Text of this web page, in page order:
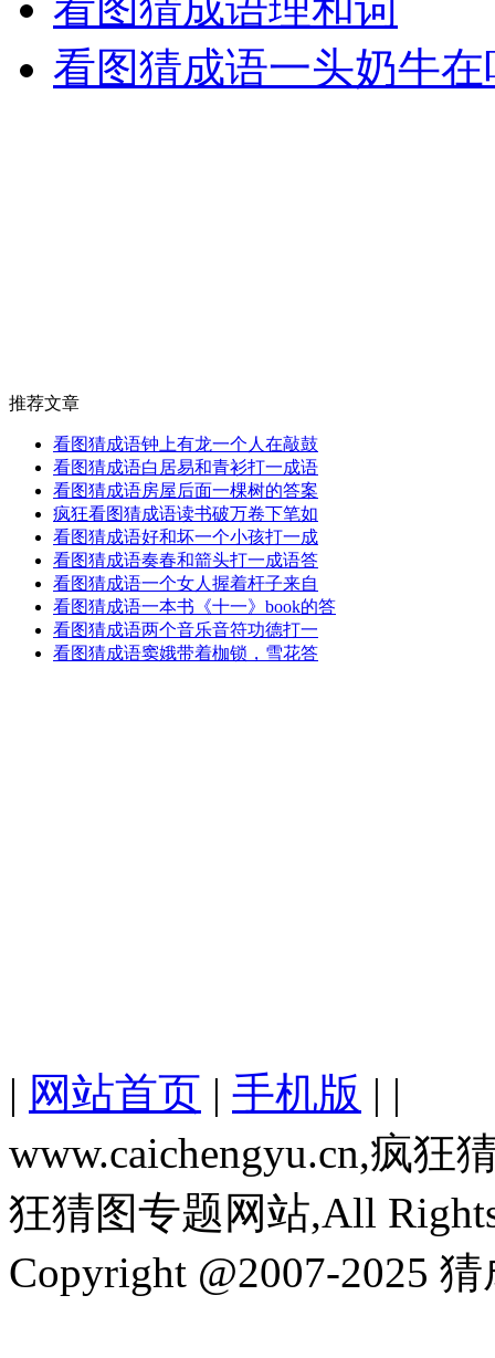
看图猜成语一头奶牛
推荐文章
看图猜成语钟上有龙一个人在敲鼓
看图猜成语白居易和青衫打一成语
看图猜成语房屋后面一棵树的答案
疯狂看图猜成语读书破万卷下笔如
看图猜成语好和坏一个小孩打一成
看图猜成语奏春和箭头打一成语答
看图猜成语一个女人握着杆子来自
看图猜成语一本书《十一》book的答
看图猜成语两个音乐音符功德打一
看图猜成语窦娥带着枷锁，雪花答
| 网站首页 | 手机版 | |
www.caichengyu.cn,疯狂
狂猜图专题网站,All
Copyright @2007-2025